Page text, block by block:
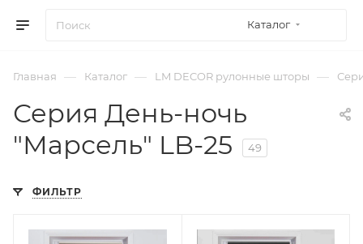
Каталог
Главная — Каталог — LM DECOR рулонные шторы —
Серия День-ночь
"Марсель" LB-25
49
ФИЛЬТР